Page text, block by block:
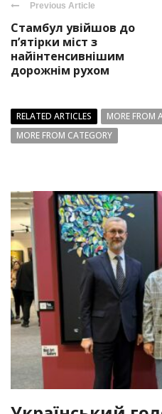
Previous Article
Стамбул увійшов до
п’ятірки міст з
найінтенсивнішим
дорожнім рухом
RELATED ARTICLES
MORE FROM
MORE FROM CATEGORY